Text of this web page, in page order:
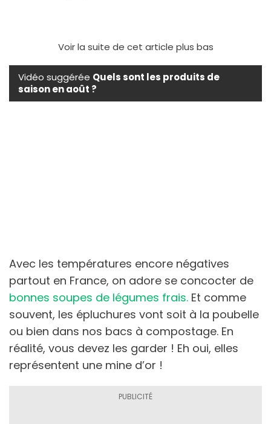
Voir la suite de cet article plus bas
Vidéo suggérée Quels sont les produits de
saison en août ?
Avec les températures encore négatives
partout en France, on adore se concocter de
bonnes soupes de légumes frais. Et comme
souvent, les épluchures vont soit à la poubelle
ou bien dans nos bacs à compostage. En
réalité, vous devez les garder ! Eh oui, elles
représentent une mine d’or !